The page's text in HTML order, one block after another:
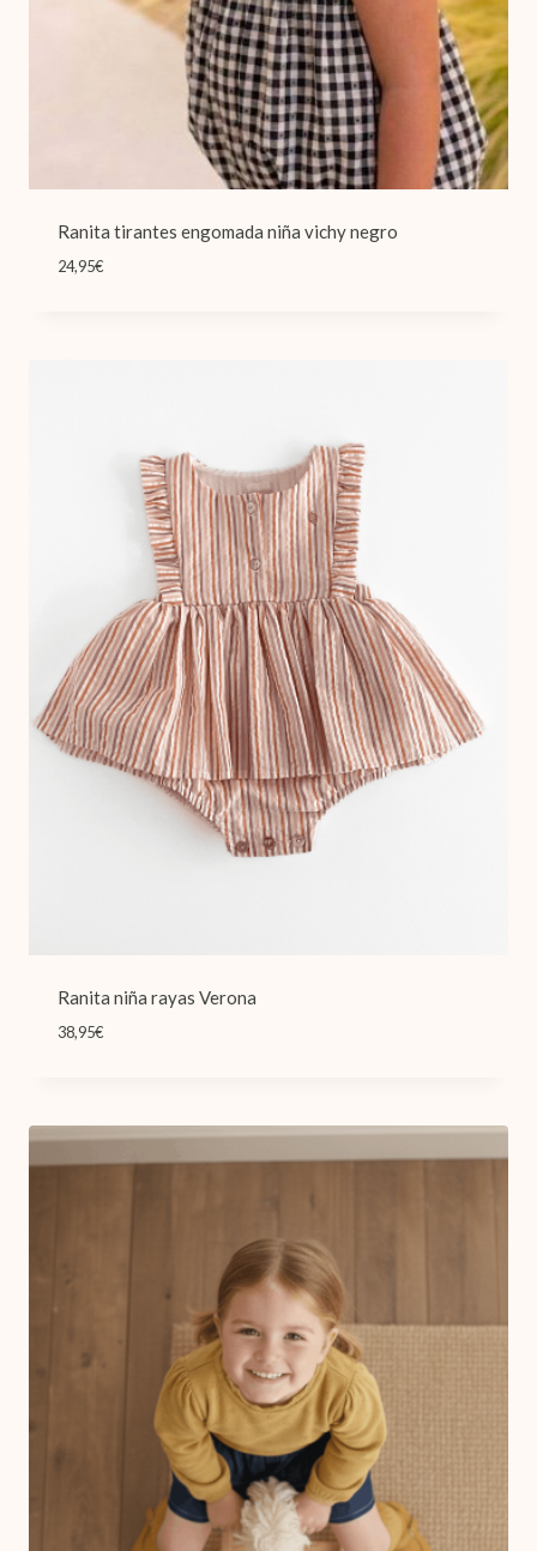
Ranita tirantes engomada niña vichy negro
24,95€
Ranita niña rayas Verona
38,95€